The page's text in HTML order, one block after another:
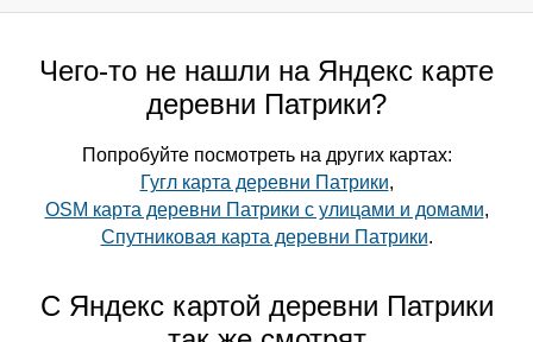
Чего-то не нашли на Яндекс карте
деревни Патрики?
Попробуйте посмотреть на других картах:
Гугл карта деревни Патрики,
OSM карта деревни Патрики с улицами и домами,
Спутниковая карта деревни Патрики.
С Яндекс картой деревни Патрики